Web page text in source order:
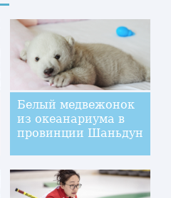
Белый медвежонок
из океанариума в
провинции Шаньдун